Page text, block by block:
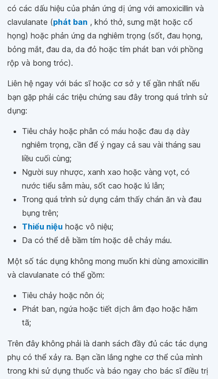
có các dấu hiệu của phản ứng dị ứng với amoxicillin và
clavulanate (phát ban , khó thở, sưng mặt hoặc cổ
họng) hoặc phản ứng da nghiêm trọng (sốt, đau họng,
bỏng mắt, đau da, da đỏ hoặc tím phát ban với phồng
rộp và bong tróc).
Liên hệ ngay với bác sĩ hoặc cơ sở y tế gần nhất nếu
bạn gặp phải các triệu chứng sau đây trong quá trình sử
dụng:
Tiêu chảy hoặc phân có máu hoặc đau dạ dày
nghiêm trọng, cần để ý ngay cả sau vài tháng sau
liều cuối cùng;
Người suy nhược, xanh xao hoặc vàng vọt, có
nước tiểu sẫm màu, sốt cao hoặc lú lẫn;
Trong quá trình sử dụng cảm thấy chán ăn và đau
bụng trên;
Thiểu niệu hoặc vô niệu;
Da có thể dễ bầm tím hoặc dễ chảy máu.
Một số tác dụng không mong muốn khi dùng amoxicillin
và clavulanate có thể gồm:
Tiêu chảy hoặc nôn ói;
Phát ban, ngứa hoặc tiết dịch âm đạo hoặc hăm
tã;
Trên đây không phải là danh sách đầy đủ các tác dụng
phụ có thể xảy ra. Bạn cần lắng nghe cơ thể của mình
trong khi sử dụng thuốc và báo ngay cho bác sĩ điều trị